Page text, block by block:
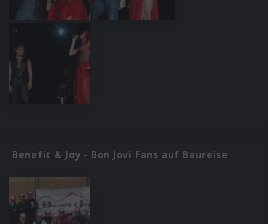
Benefit & Joy - Bon Jovi Fans auf Baureise